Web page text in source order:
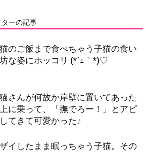
ーの記事
のご飯まで食べちゃう子猫の食い
な姿にホッコリ (*´ｪ｀*)♡
さんが何故か岸壁に置いてあった
に乗って、「撫でろー！」とアピ
てきて可愛かった♪
イしたまま眠っちゃう子猫。その